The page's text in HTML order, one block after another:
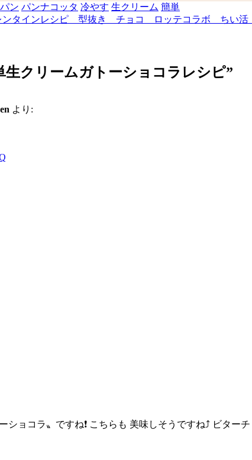
パン パンナコッタ 冷やす 生クリーム 簡単
ンタインレシピ 型抜き チョコ ロッテコラボ ちい
生クリームガトーショコラレシピ”
より:
ショコラ〟ですね❗️ こちらも 美味しそうですね⤴️ ビター